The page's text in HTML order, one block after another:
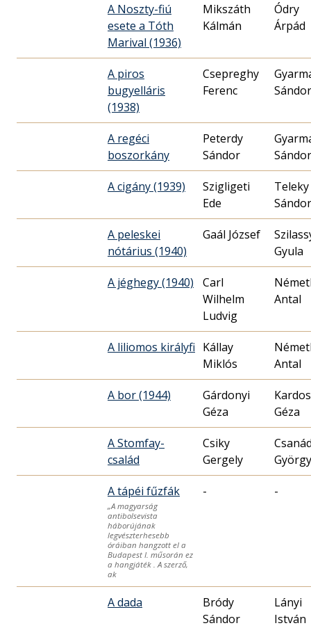
A Noszty-fiú
esete a Tóth
Marival (1936)
Mikszáth
Kálmán
Ódry
Árpád
A piros
bugyelláris
(1938)
Csepreghy
Ferenc
Sándor
A regéci
boszorkány
Peterdy
Sándor
Sándor
A cigány (1939)
Szigligeti
Ede
Teleky
Sándor
A peleskei
nótárius (1940)
Gaál József
Gyula
A jéghegy (1940)
Carl
Wilhelm
Ludvig
Antal
A liliomos királyfi Kállay
Miklós
Antal
A bor (1944)
Gárdonyi
Géza
Géza
A Stomfay-
család
Csiky
Gergely
György
A tápéi fűzfák
„A magyarság
antibolsevista
háborújának
legvészterhesebb
óráiban hangzott el a
Budapest I. műsorán ez
a hangjáték . A szerző,
ak
- -
A dada
Bródy
Sándor
Lányi
István